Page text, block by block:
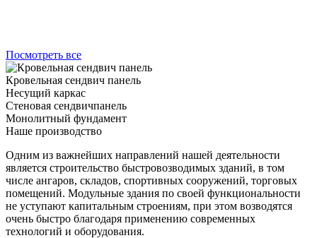
Посмотреть все
Кровельная сендвич панель
Несущий каркас
Стеновая сендвичпанель
Монолитный фундамент
Наше производство
Одним из важнейших направлений нашей деятельности
является строительство быстровозводимых зданий, в том
числе ангаров, складов, спортивных сооружений, торговых
помещений. Модульные здания по своей функциональности
не уступают капитальным строениям, при этом возводятся
очень быстро благодаря применению современных
технологий и оборудования.